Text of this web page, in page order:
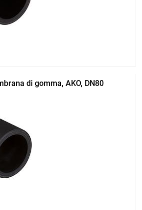
di gomma, AKO, DN80